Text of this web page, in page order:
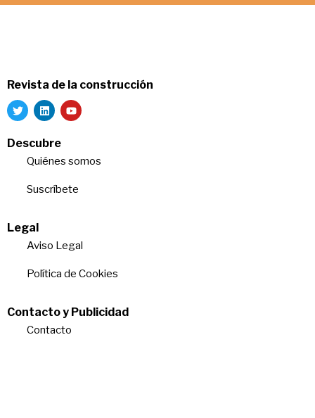
Revista de la construcción
Descubre
Quiénes somos
Suscríbete
Legal
Aviso Legal
Política de Cookies
Contacto y Publicidad
Contacto